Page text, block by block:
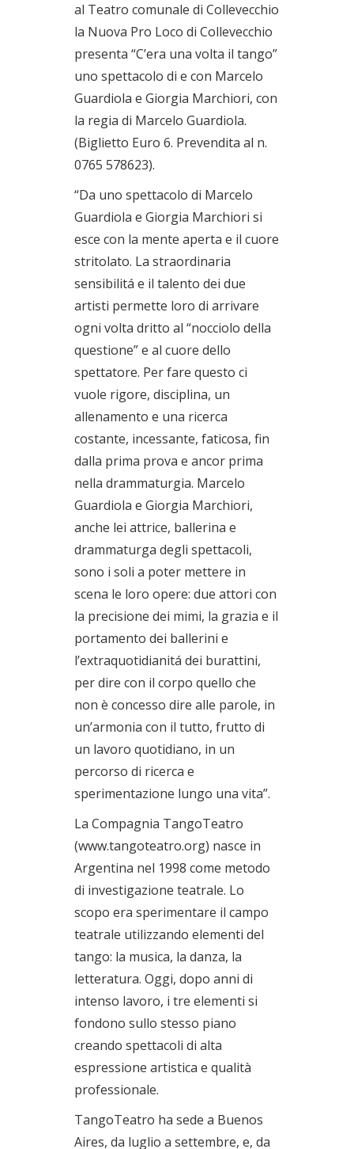
al Teatro comunale di Collevecchio
la Nuova Pro Loco di Collevecchio
presenta “C’era una volta il tango”
uno spettacolo di e con Marcelo
Guardiola e Giorgia Marchiori, con
la regia di Marcelo Guardiola.
(Biglietto Euro 6. Prevendita al n.
0765 578623).
“Da uno spettacolo di Marcelo
Guardiola e Giorgia Marchiori si
esce con la mente aperta e il cuore
stritolato. La straordinaria
sensibilitá e il talento dei due
artisti permette loro di arrivare
ogni volta dritto al “nocciolo della
questione” e al cuore dello
spettatore. Per fare questo ci
vuole rigore, disciplina, un
allenamento e una ricerca
costante, incessante, faticosa, fin
dalla prima prova e ancor prima
nella drammaturgia. Marcelo
Guardiola e Giorgia Marchiori,
anche lei attrice, ballerina e
drammaturga degli spettacoli,
sono i soli a poter mettere in
scena le loro opere: due attori con
la precisione dei mimi, la grazia e il
portamento dei ballerini e
l’extraquotidianitá dei burattini,
per dire con il corpo quello che
non è concesso dire alle parole, in
un’armonia con il tutto, frutto di
un lavoro quotidiano, in un
percorso di ricerca e
sperimentazione lungo una vita”.
La Compagnia TangoTeatro
(www.tangoteatro.org) nasce in
Argentina nel 1998 come metodo
di investigazione teatrale. Lo
scopo era sperimentare il campo
teatrale utilizzando elementi del
tango: la musica, la danza, la
letteratura. Oggi, dopo anni di
intenso lavoro, i tre elementi si
fondono sullo stesso piano
creando spettacoli di alta
espressione artistica e qualità
professionale.
TangoTeatro ha sede a Buenos
Aires, da luglio a settembre, e, da